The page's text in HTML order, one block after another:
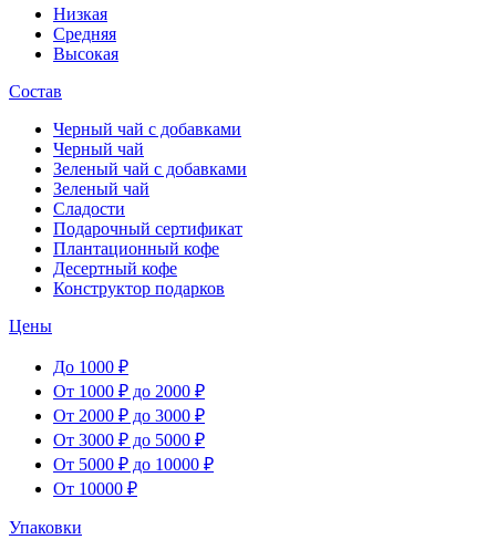
Низкая
Средняя
Высокая
Состав
Черный чай с добавками
Черный чай
Зеленый чай с добавками
Зеленый чай
Сладости
Подарочный сертификат
Плантационный кофе
Десертный кофе
Конструктор подарков
Цены
До 1000 ₽
От 1000 ₽ до 2000 ₽
От 2000 ₽ до 3000 ₽
От 3000 ₽ до 5000 ₽
От 5000 ₽ до 10000 ₽
От 10000 ₽
Упаковки